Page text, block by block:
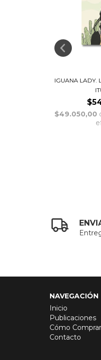
IGUANA LADY.
$49.050,00
NAVEGACIÓN
Inicio
Publicaciones
Cómo Comprar
Contacto